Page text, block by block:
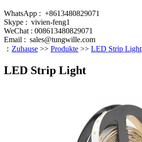
WhatsApp : +8613480829071
Skype : vivien-feng1
WeChat : 008613480829071
Email : sales@tungwille.com
： Zuhause >> Produkte >> LED Strip Light
LED Strip Light